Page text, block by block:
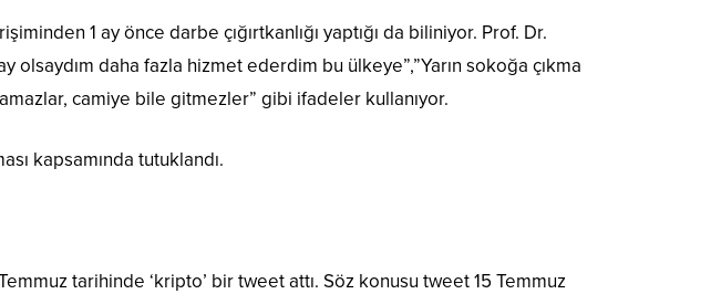
1 ay önce darbe çığırtkanlığı yaptığı da biliniyor. Prof. Dr.
olsaydım daha fazla hizmet ederdim bu ülkeye”,”Yarın sokoğa çıkma
camiye bile gitmezler” gibi ifadeler kullanıyor.
kapsamında tutuklandı.
tarihinde ‘kripto’ bir tweet attı. Söz konusu tweet 15 Temmuz